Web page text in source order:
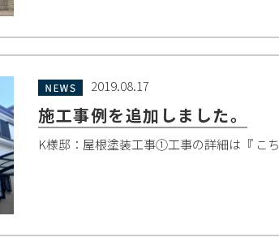
2019.08.17
施工事例を追加しました。
K様邸：屋根塗装工事①工事の詳細は『 こ